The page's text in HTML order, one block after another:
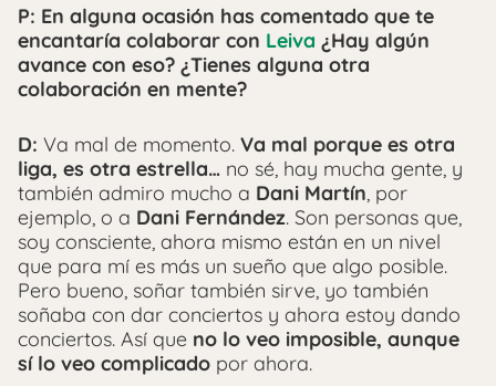
P: En alguna ocasión has comentado que te
encantaría colaborar con Leiva ¿Hay algún
avance con eso? ¿Tienes alguna otra
colaboración en mente?
D: Va mal de momento. Va mal porque es otra
liga, es otra estrella… no sé, hay mucha gente, y
también admiro mucho a Dani Martín , por
ejemplo, o a Dani Fernández. Son personas que,
soy consciente, ahora mismo están en un nivel
que para mí es más un sueño que algo posible.
Pero bueno, soñar también sirve, yo también
soñaba con dar conciertos y ahora estoy dando
conciertos. Así que no lo veo imposible, aunque
sí lo veo complicado por ahora.